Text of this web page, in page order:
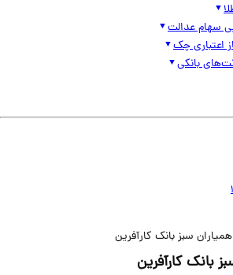
عدالت
چک
بانکی
سبز بانک کارآفرین
کارآفرین